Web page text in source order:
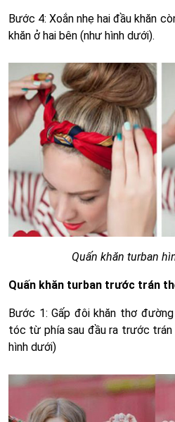
Bước 4: Xoắn nhẹ hai đầu khăn
khăn ở hai bên (như hình dưới).
Quấn khăn turban
Quấn khăn turban trước trán
Bước 1: Gấp đôi khăn thơ
tóc từ phía sau đầu ra trước
hình dưới)